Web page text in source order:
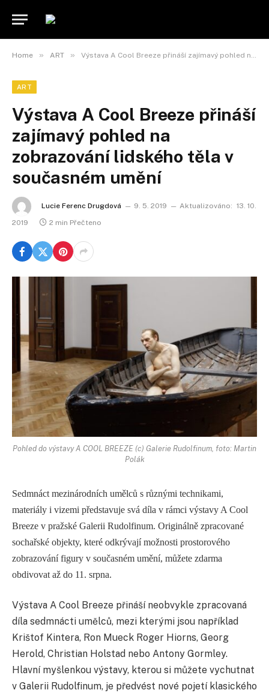
Home » ART » Výstava A Cool Breeze přináší zajímavý pohled na zobrazování lidského těla v současném umění
ART
Výstava A Cool Breeze přináší
zajímavý pohled na
zobrazování lidského těla v
současném umění
Lucie Ferenc Drugdová 9. 5. 2019 Aktualizováno: 13. 10.
2019
2 min Přečteno
Pohled do výstavy A COOL BREEZE (c) Galerie Rudolfinum, foto: Martin
Polák
Sedmnáct mezinárodních umělců s různými technikami,
materiály i vizemi představuje svá díla v rámci výstavy A Cool
Breeze v pražské Galerii Rudolfinum. Originálně zpracované
sochařské objekty, které odkrývají možnosti prostorového
zobrazování figury v současném umění, můžete zdarma
obdivovat až do 11. srpna.
Výstava A Cool Breeze přináší neobvykle zpracovaná
díla sedmnácti umělců, mezi kterými jsou například
Krištof Kintera, Ron Mueck Roger Hiorns, Georg
Herold, Christian Holstad nebo Antony Gormley.
Hlavní myšlenkou výstavy, kterou si můžete vychutnat
v Galerii Rudolfinum, je předvést nové pojetí klasického